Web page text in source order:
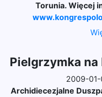
Torunia. Więcej
Pielgrzymka
2009-
Archidiecezjalne